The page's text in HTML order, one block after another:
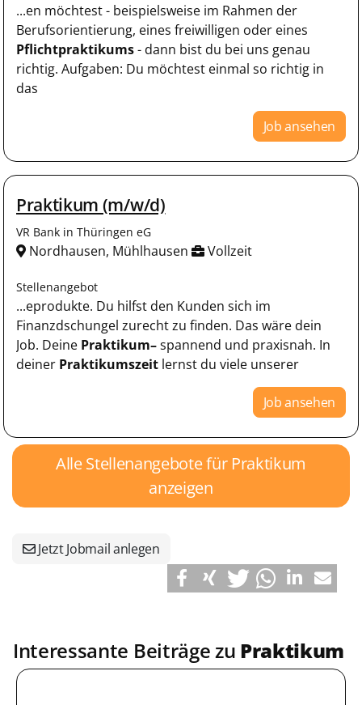
...en möchtest - beispielsweise im Rahmen der
Berufsorientierung, eines freiwilligen oder eines
Pflichtpraktikums- dann bist du bei uns genau
richtig. Aufgaben: Du möchtest einmal so richtig in
das
Job ansehen
Praktikum (m/w/d)
VR Bank in Thüringen eG
Nordhausen, Mühlhausen Vollzeit
Stellenangebot
...eprodukte. Du hilfst den Kunden sich im
Finanzdschungel zurecht zu finden. Das wäre dein
Job. Deine Praktikum–spannend und praxisnah. In
deiner Praktikumszeit lernst du viele unserer
Job ansehen
Alle Stellenangebote für Praktikum
anzeigen
Jetzt Jobmail anlegen
Interessante Beiträge zu Praktikum